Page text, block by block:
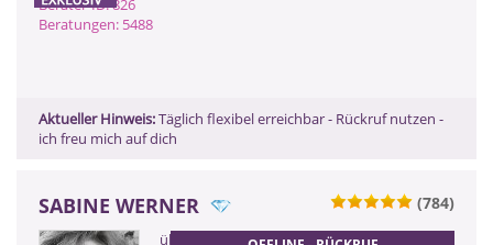
Berater-ID: 826
Beratungen: 5488
Aktueller Hinweis:Täglich flexibel erreichbar - Rückruf nutzen -
ich freu mich auf dich
SABINE WERNER (784)
0900 899 44 55 - 200
über 30 Jährige Erfahrung mit meinen